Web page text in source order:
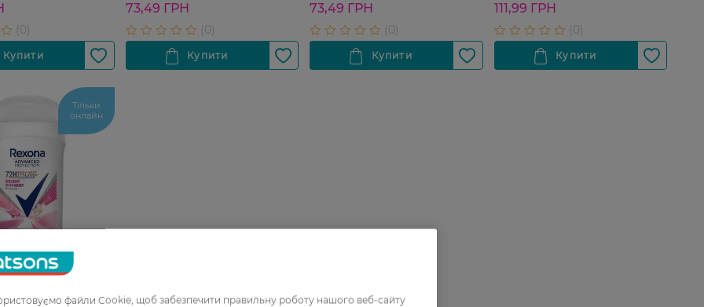
73,49 ГРН 73,49 ГРН 111,99 ГРН
Тільки
онлайн
файли Cookie, щоб забезпечити правильну роботу нашого веб-сайту